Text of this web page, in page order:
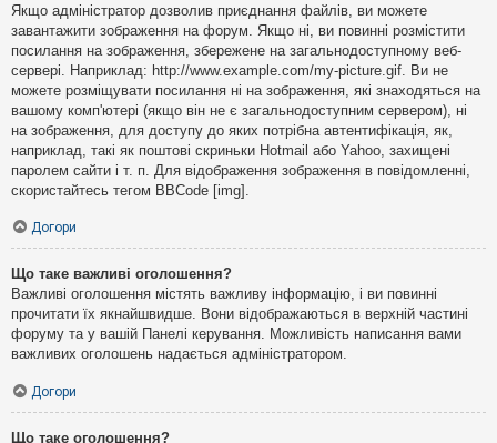
Якщо адміністратор дозволив приєднання файлів, ви можете
завантажити зображення на форум. Якщо ні, ви повинні розмістити
посилання на зображення, збережене на загальнодоступному веб-
сервері. Наприклад: http://www.example.com/my-picture.gif. Ви не
можете розміщувати посилання ні на зображення, які знаходяться на
вашому комп'ютері (якщо він не є загальнодоступним сервером), ні
на зображення, для доступу до яких потрібна автентифікація, як,
наприклад, такі як поштові скриньки Hotmail або Yahoo, захищені
паролем сайти і т. п. Для відображення зображення в повідомленні,
скористайтесь тегом BBCode [img].
Догори
Що таке важливі оголошення?
Важливі оголошення містять важливу інформацію, і ви повинні
прочитати їх якнайшвидше. Вони відображаються в верхній частині
форуму та у вашій Панелі керування. Можливість написання вами
важливих оголошень надається адміністратором.
Догори
Що таке оголошення?